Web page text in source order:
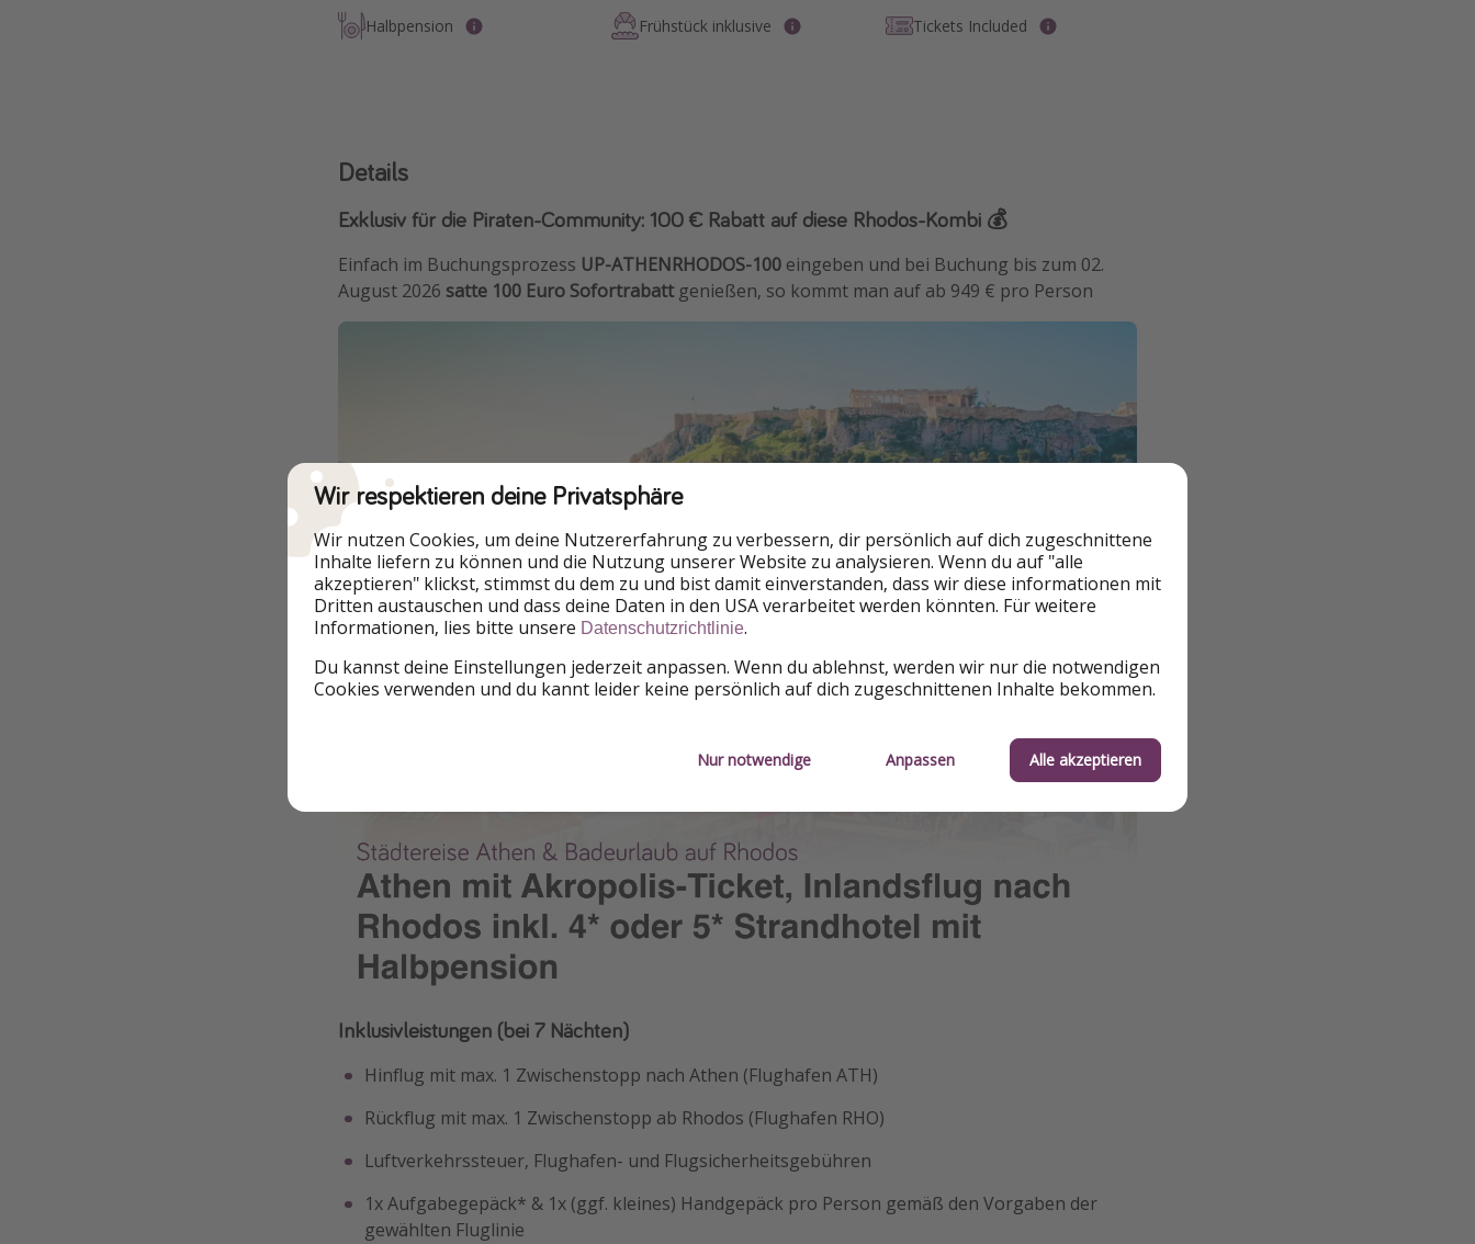
Halbpension Frühstück inklusive Tickets Included
Details
Exklusiv für die Piraten-Community: 100 € Rabatt auf diese Rhodos-Kombi 💰
Einfach im Buchungsprozess UP-ATHENRHODOS-100 eingeben und bei Buchung bis zum 02.
August 2026 satte 100 Euro Sofortrabattgenießen, so kommt man auf ab 949 € pro Person
Inklusivleistungen (bei 7 Nächten)
Hinflug mit max. 1 Zwischenstopp nach Athen (Flughafen ATH)
Rückflug mit max. 1 Zwischenstopp ab Rhodos (Flughafen RHO)
Luftverkehrssteuer, Flughafen- und Flugsicherheitsgebühren
1x Aufgabegepäck* & 1x (ggf. kleines) Handgepäck pro Person gemäß den Vorgaben der
gewählten Fluglinie
Wir respektieren deine Privatsphäre
Wir nutzen Cookies, um deine Nutzererfahrung zu verbessern, dir persönlich auf dich zugeschnittene
Inhalte liefern zu können und die Nutzung unserer Website zu analysieren. Wenn du auf "alle
akzeptieren" klickst, stimmst du dem zu und bist damit einverstanden, dass wir diese informationen mit
Dritten austauschen und dass deine Daten in den USA verarbeitet werden könnten. Für weitere
Informationen, lies bitte unsere Datenschutzrichtlinie.
Du kannst deine Einstellungen jederzeit anpassen. Wenn du ablehnst, werden wir nur die notwendigen
Cookies verwenden und du kannt leider keine persönlich auf dich zugeschnittenen Inhalte bekommen.
Nur notwendige Anpassen Alle akzeptieren